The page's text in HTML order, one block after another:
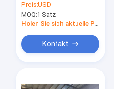
Maschine der Stoff-
Maschinen-350mm
der Spinndüsen-15-
Preis:USD
MOQ:1 Satz
Holen Sie sich aktuelle Preis
Kontakt